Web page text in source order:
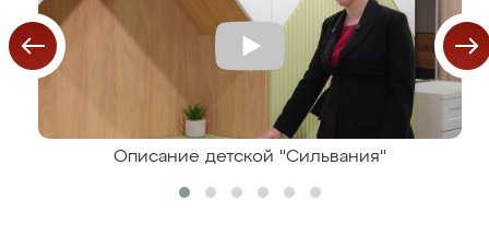
Описание детской "Сильвания"